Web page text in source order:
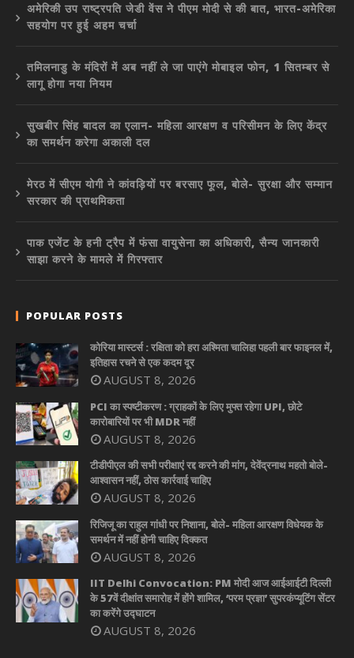
अमेरिकी उप राष्ट्रपति जेडी वेंस ने पीएम मोदी से की बात, भारत-अमेरिका
सहयोग पर हुई अहम चर्चा
तमिलनाडु के मंदिरों में अब नहीं ले जा पाएंगे मोबाइल फोन, 1 सितम्बर से
लागू होगा नया नियम
सुखबीर सिंह बादल का एलान- महिला आरक्षण व परिसीमन के लिए केंद्र
का समर्थन करेगा अकाली दल
मेरठ में सीएम योगी ने कांवड़ियों पर बरसाए फूल, बोले- सुरक्षा और सम्मान
सरकार की प्राथमिकता
पाक एजेंट के हनी ट्रैप में फंसा वायुसेना का अधिकारी, सैन्य जानकारी
साझा करने के मामले में गिरफ्तार
POPULAR POSTS
कोरिया मास्टर्स : रक्षिता को हरा अश्मिता चालिहा पहली बार फाइनल में,
इतिहास रचने से एक कदम दूर
AUGUST 8, 2026
PCI का स्पष्टीकरण : ग्राहकों के लिए मुफ्त रहेगा UPI, छोटे
कारोबारियों पर भी MDR नहीं
AUGUST 8, 2026
टीडीपीएल की सभी परीक्षाएं रद्द करने की मांग, देवेंद्रनाथ महतो बोले-
आश्वासन नहीं, ठोस कार्रवाई चाहिए
AUGUST 8, 2026
रिजिजू का राहुल गांधी पर निशाना, बोले- महिला आरक्षण विधेयक के
समर्थन में नहीं होनी चाहिए दिक्कत
AUGUST 8, 2026
IIT Delhi Convocation: PM मोदी आज आईआईटी दिल्ली
के 57वें दीक्षांत समारोह में होंगे शामिल, ‘परम प्रज्ञा’ सुपरकंप्यूटिंग सेंटर
का करेंगे उद्घाटन
AUGUST 8, 2026